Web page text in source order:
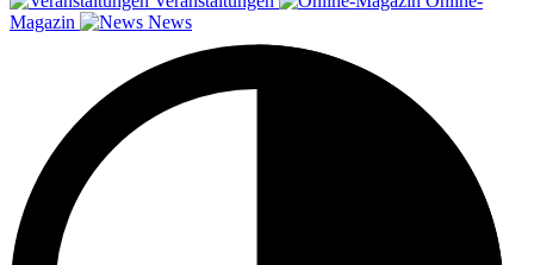
Magazin
News